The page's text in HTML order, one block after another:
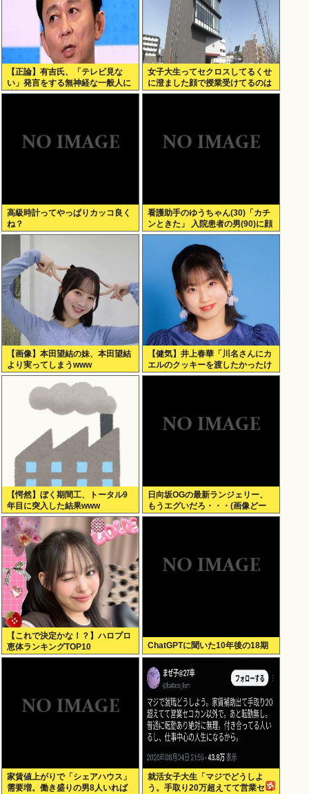
【正論】有吉氏、「テレビ見な
い」発言をする無神経な一般人に
憤慨
女子大生ってセクロスしてるくせ
に澄ました顔で授業受けてるのは
何故？？
高級時計ってやっぱりカッコ良く
ね？
看護助手のゆうちゃん(30)「カチ
ンときた」 入院患者の男(90)に顔
面パンチを叩き込む 逮捕
【画像】本田望結の妹、本田望結
より実ってしまうwww
【健気】井上春華「川名さんにカ
エルのクッキーを渡したかったけ
ど、話しかけられず結局自分で食
【愕然】ぼく期間工、トータル9
年目に突入した結果www
日向坂OGの最新ランジェリー、
もうエグいだろ・・・(画像どー
ん)
【これで決定かな！？】ハロプロ
恵体ランキングTOP10
ChatGPTに聞いた10年後の18期
家賃値上がりで「シェアハウス」
需要増。働き盛りの男8人いれば
就活女子大生「マジでどうしよ
う。手取り20万超えてて営業セコ